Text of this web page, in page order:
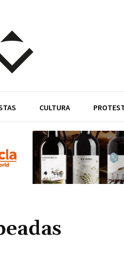
CULTURA